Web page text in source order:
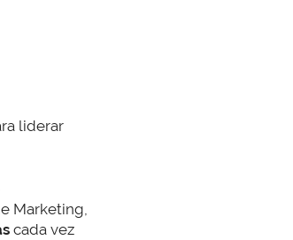
liderar
Marketing,
cada vez